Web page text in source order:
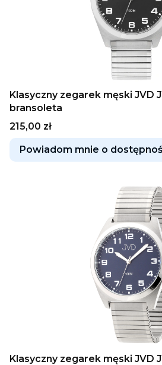
Klasyczny zegarek męski JVD
bransoleta
Cena
215,00 zł
Powiadom mnie o
Klasyczny zegarek męski JVD